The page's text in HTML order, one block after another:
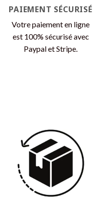
du
produit
PAIEMENT SÉCURISÉ
Votre paiement en ligne
est 100% sécurisé avec
Paypal et Stripe.